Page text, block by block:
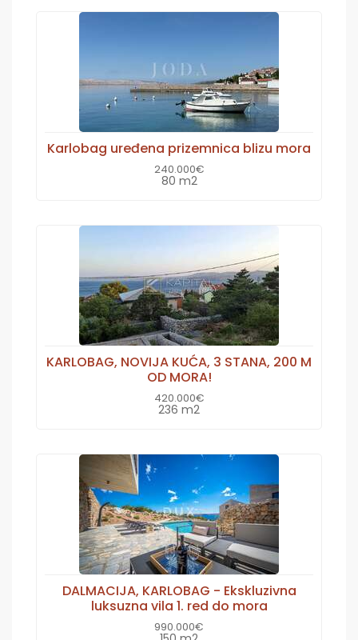
Karlobag uređena prizemnica blizu mora
240.000€
80 m2
KARLOBAG, NOVIJA KUĆA, 3 STANA, 200 M
OD MORA!
420.000€
236 m2
DALMACIJA, KARLOBAG - Ekskluzivna
luksuzna vila 1. red do mora
990.000€